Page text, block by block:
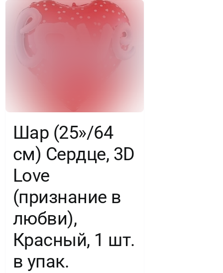
Радужный,
Шар (25»/64
см) Сердце, 3D
Love
(признание в
любви),
Красный, 1 шт.
в упак.